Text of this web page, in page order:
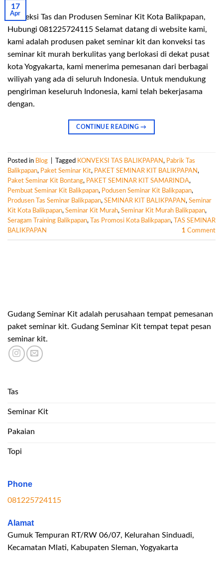
17
Apr
Konveksi Tas dan Produsen Seminar Kit Kota Balikpapan,
Hubungi 081225724115 Selamat datang di website kami,
kami adalah produsen paket seminar kit dan konveksi tas
seminar kit murah berkulitas yang berlokasi di dekat pusat
kota Yogyakarta, kami menerima pemesanan dari berbagai
wiliyah yang ada di seluruh Indonesia. Untuk mendukung
pengiriman keseluruh Indonesia, kami telah bekerjasama
dengan.
CONTINUE READING→
Posted in Blog Tagged KONVEKSI TAS BALIKPAPAN, Pabrik Tas
Balikpapan, Paket Seminar Kit, PAKET SEMINAR KIT BALIKPAPAN,
Paket Seminar Kit Bontang, PAKET SEMINAR KIT SAMARINDA,
Pembuat Seminar Kit Balikpapan, Podusen Seminar Kit Balikpapan,
Produsen Tas Seminar Balikpapan, SEMINAR KIT BALIKPAPAN, Seminar
Kit Kota Balikpapan, Seminar Kit Murah, Seminar Kit Murah Balikpapan,
Seragam Training Balikpapan, Tas Promosi Kota Balikpapan,
TAS SEMINAR
BALIKPAPAN
1 Comment
Gudang Seminar Kit adalah perusahaan tempat pemesanan
paket seminar kit. Gudang Seminar Kit tempat tepat pesan
seminar kit.
Tas
Seminar Kit
Pakaian
Topi
Phone
081225724115
Alamat
Gumuk Tempuran RT/RW 06/07, Kelurahan Sinduadi,
Kecamatan Mlati, Kabupaten Sleman, Yogyakarta